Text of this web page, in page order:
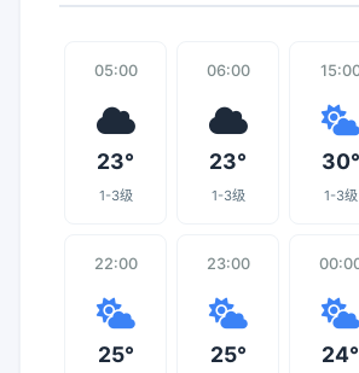
05:00
23°
1-3级
06:00
23°
1-3级
30°
1-3级
22:00
25°
23:00
25° 24°